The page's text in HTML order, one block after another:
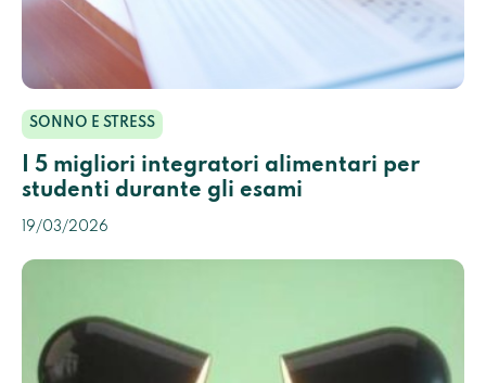
SONNO E STRESS
I 5 migliori integratori alimentari per
studenti durante gli esami
19/03/2026